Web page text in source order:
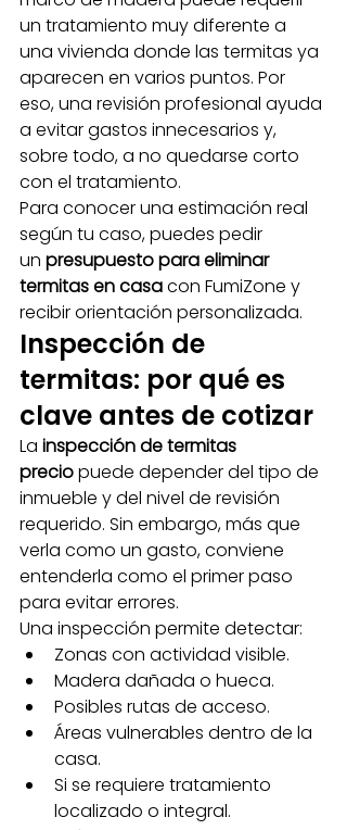
un tratamiento muy diferente a
una vivienda donde las termitas ya
aparecen en varios puntos. Por
eso, una revisión profesional ayuda
a evitar gastos innecesarios y,
sobre todo, a no quedarse corto
con el tratamiento.
Para conocer una estimación real
según tu caso, puedes pedir
un presupuesto para eliminar
termitas en casa con FumiZone y
recibir orientación personalizada.
Inspección de
termitas: por qué es
clave antes de cotizar
La inspección de termitas
precio puede depender del tipo de
inmueble y del nivel de revisión
requerido. Sin embargo, más que
verla como un gasto, conviene
entenderla como el primer paso
para evitar errores.
Una inspección permite detectar:
Zonas con actividad visible.
Madera dañada o hueca.
Posibles rutas de acceso.
Áreas vulnerables dentro de la
casa.
Si se requiere tratamiento
localizado o integral.